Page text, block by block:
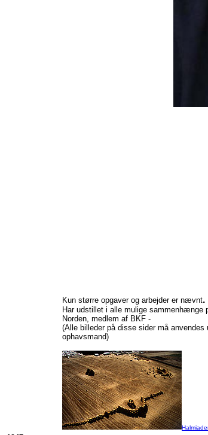
Kun større opgaver og arbejder er nævnt.
Har udstillet i alle mulige sammenhænge
Norden, medlem af BKF -
(Alle billeder på disse sider må
ophavsmand)